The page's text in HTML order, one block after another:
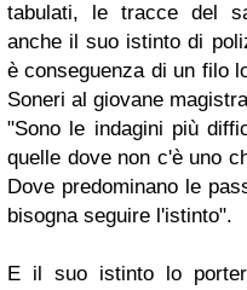
tabulati, le tracce del
anche il suo istinto di
è conseguenza di un filo
Soneri al giovane
"Sono le indagini più
quelle dove non c'è uno
Dove predominano le
bisogna seguire l'istinto".
E il suo istinto lo